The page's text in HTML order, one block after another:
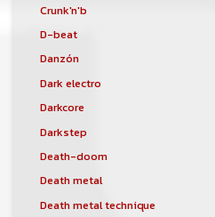
Crunk'n'b
D-beat
Danzón
Dark electro
Darkcore
Darkstep
Death-doom
Death metal
Death metal technique